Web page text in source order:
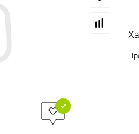
на